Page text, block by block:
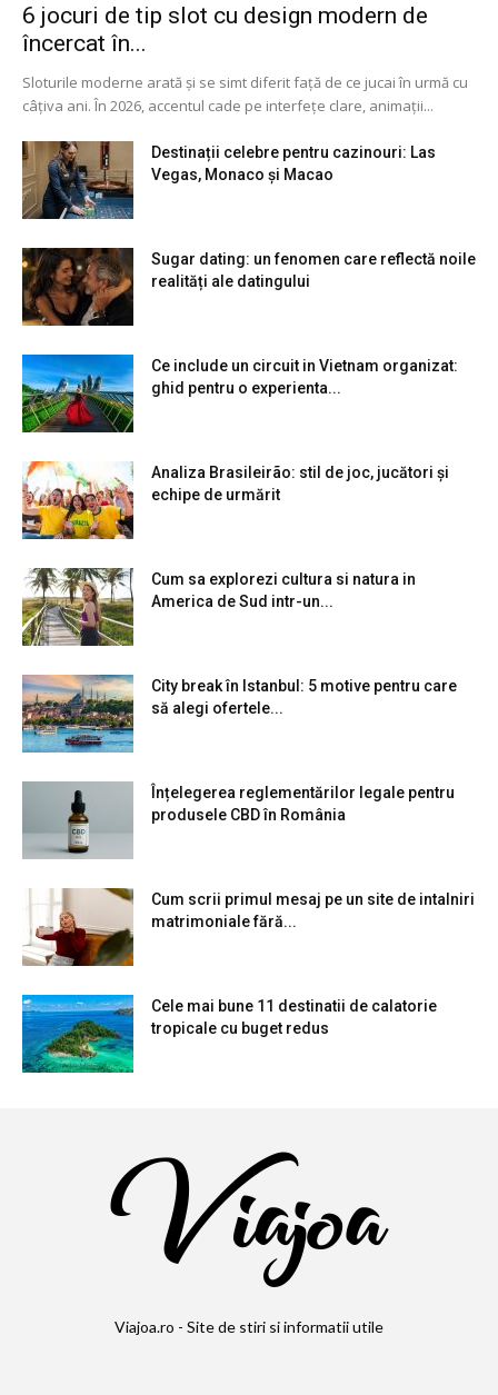
6 jocuri de tip slot cu design modern de
încercat în...
Sloturile moderne arată și se simt diferit față de ce jucai în urmă cu
câțiva ani. În 2026, accentul cade pe interfețe clare, animații...
Destinații celebre pentru cazinouri: Las
Vegas, Monaco și Macao
Sugar dating: un fenomen care reflectă noile
realități ale datingului
Ce include un circuit in Vietnam organizat:
ghid pentru o experienta...
Analiza Brasileirão: stil de joc, jucători și
echipe de urmărit
Cum sa explorezi cultura si natura in
America de Sud intr-un...
City break în Istanbul: 5 motive pentru care
să alegi ofertele...
Înțelegerea reglementărilor legale pentru
produsele CBD în România
Cum scrii primul mesaj pe un site de intalniri
matrimoniale fără...
Cele mai bune 11 destinatii de calatorie
tropicale cu buget redus
Viajoa.ro - Site de stiri si informatii utile